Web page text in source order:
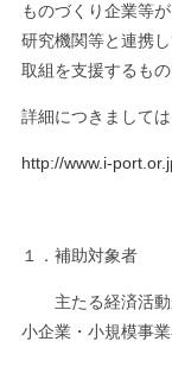
ものづくり企業等
研究機関等と連携
取組を支援するもの
詳細につきまして
http://www.i-
１．補助対象者
主たる経済活動
小企業・小規模事